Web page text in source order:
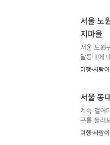
이 상당히
보면 백사
서 백사
확장으로
서울 노
지마을
서울 노원
달동네에
를 모으고
거슬러
서울 각
네 모습
로 자연적
조성되었
하도록 지
여행-사람
서울 동
계속 걸어
구를 둘러
청량리동
은 총
여행-사람